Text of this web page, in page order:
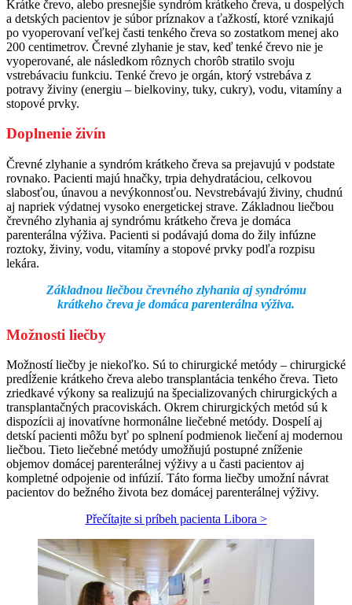
Krátke črevo, alebo presnejšie syndróm krátkeho čreva, u dospelých
a detských pacientov je súbor príznakov a ťažkostí, ktoré vznikajú
po vyoperovaní veľkej časti tenkého čreva so zostatkom menej ako
200 centimetrov. Črevné zlyhanie je stav, keď tenké črevo nie je
vyoperované, ale následkom rôznych chorôb stratilo svoju
vstrebávaciu funkciu. Tenké črevo je orgán, ktorý vstrebáva z
potravy živiny (energiu – bielkoviny, tuky, cukry), vodu, vitamíny a
stopové prvky.
Doplnenie živín
Črevné zlyhanie a syndróm krátkeho čreva sa prejavujú v podstate
rovnako. Pacienti majú hnačky, trpia dehydratáciou, celkovou
slabosťou, únavou a nevýkonnosťou. Nevstrebávajú živiny, chudnú
aj napriek výdatnej vysoko energetickej strave. Základnou liečbou
črevného zlyhania aj syndrómu krátkeho čreva je domáca
parenterálna výživa. Pacienti si podávajú doma do žily infúzne
roztoky, živiny, vodu, vitamíny a stopové prvky podľa rozpisu
lekára.
Základnou liečbou črevného zlyhania aj syndrómu
krátkeho čreva je domáca parenterálna výživa.
Možnosti liečby
Možností liečby je niekoľko. Sú to chirurgické metódy – chirurgické
predĺženie krátkeho čreva alebo transplantácia tenkého čreva. Tieto
zriedkavé výkony sa realizujú na špecializovaných chirurgických a
transplantačných pracoviskách. Okrem chirurgických metód sú k
dispozícii aj inovatívne hormonálne liečebné metódy. Dospelí aj
detskí pacienti môžu byť po splnení podmienok liečení aj modernou
liečbou. Tieto liečebné metódy umožňujú postupné zníženie
objemov domácej parenterálnej výživy a u časti pacientov aj
kompletné odpojenie od infúzií. Táto forma liečby umožní návrat
pacientov do bežného života bez domácej parenterálnej výživy.
Přečítajte si príbeh pacienta Libora >